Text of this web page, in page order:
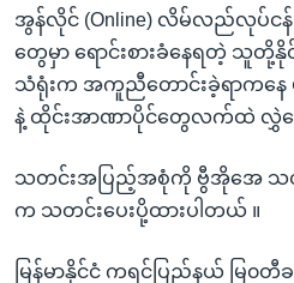
အွန်လိုင် (Online) လိမ်လည်လုပ်င
တွေမှာ ရောင်းစားခံနေရတဲ့ သူတို့
သံရုံးက အကူညီတောင်းခဲ့ရာကနေ
နဲ့ ထိုင်းအာဏာပိုင်တွေလက်ထဲ လွှဲပြေ
သတင်းအပြည့်အစုံကို ဗွီအိုအေ သတ
က သတင်းပေးပို့ထားပါတယ် ။
မြန်မာနိုင်ငံ ကရင်ပြည်နယ် မြ